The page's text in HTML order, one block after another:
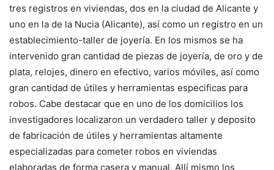
tres registros en viviendas, dos en la ciudad de Alicante y
uno en la de la Nucia (Alicante), así como un registro en un
establecimiento-taller de joyería. En los mismos se ha
intervenido gran cantidad de piezas de joyería, de oro y de
plata, relojes, dinero en efectivo, varios móviles, así como
gran cantidad de útiles y herramientas especificas para
robos. Cabe destacar que en uno de los domicilios los
investigadores localizaron un verdadero taller y deposito
de fabricación de útiles y herramientas altamente
especializadas para cometer robos en viviendas
elaboradas de forma casera y manual. Allí mismo los